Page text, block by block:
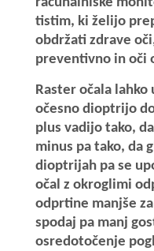
računalniške
tistim, ki želijo
obdržati zdrave
preventivno in oči
Raster očala
očesno dioptrijo
plus vadijo tako,
minus pa tako, da
dioptrijah pa se
očal z okroglimi
odprtine manjše
spodaj pa manj
osredotočenje